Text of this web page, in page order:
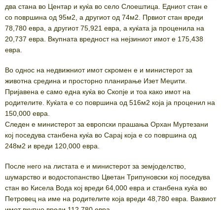
два стана во Центар и куќа во село Слоештица. Едниот стан е
со површина од 95м2, а другиот од 74м2. Првиот стан вреди
78,780 евра, а другиот 75,921 евра, а куќата ја проценила на
20,737 евра. Вкупната вредност на нејзиниот имот е 175,438
евра.
Во однос на недвижниот имот скромен е и министерот за
животна средина и просторно планирање Изет Меџити.
Пријавена е само една куќа во Скопје и тоа како имот на
родителите. Куќата е со површина од 516м2 која ја проценил на
150,000 евра.
Следен е министерот за европски прашања Орхан Муртезани
кој поседува станбена куќа во Сарај која е со површина од
248м2 и вреди 120,000 евра.
После него на листата е и министерот за земјоделство,
шумарство и водостопанство Цветан Трипуновски кој поседува
стан во Кисела Вода кој вреди 64,000 евра и станбена куќа во
Петровец на име на родителите која вреди 48,780 евра. Ваквиот